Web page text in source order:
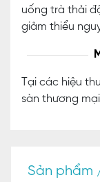
uống trà thải
giảm thiểu
Tại các hiệu
sàn thương
Sản phẩm